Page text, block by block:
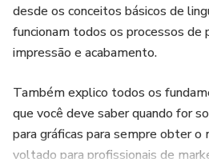
- Display Expositor (de balcão)
- Display Não Perturbe
- Embalagem
- Envelopes
desde os conceitos básicos de
funcionam todos os processos de
impressão e acabamento.
Também explico todos os
que você deve saber quando for
para gráficas para sempre obter
voltado para profissionais de